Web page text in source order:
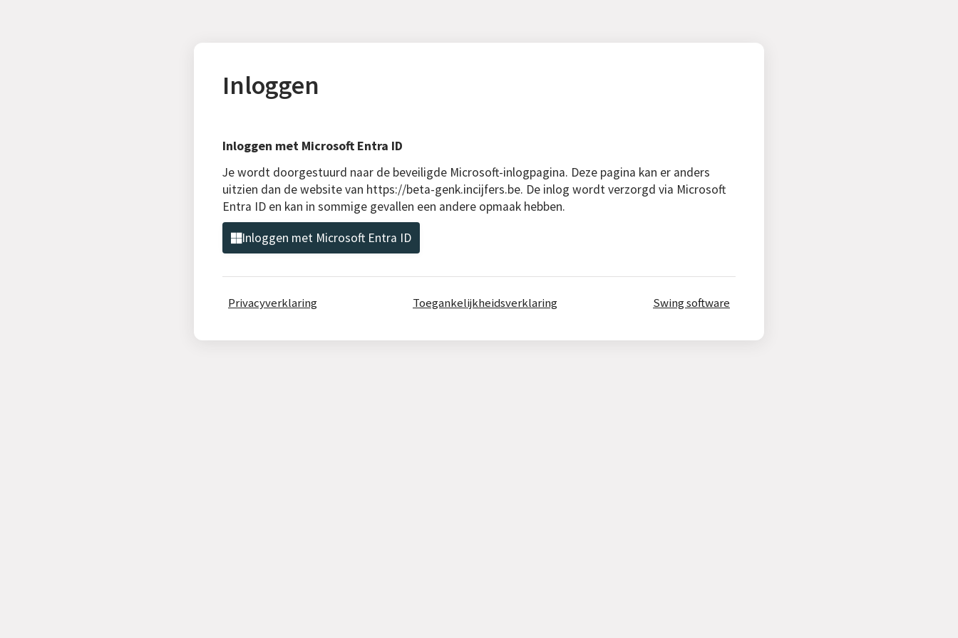
Inloggen
Inloggen met Microsoft Entra ID
Je wordt doorgestuurd naar de beveiligde Microsoft-inlogpagina. Deze pagina kan er anders
uitzien dan de website van https://beta-genk.incijfers.be. De inlog wordt verzorgd via Microsoft
Entra ID en kan in sommige gevallen een andere opmaak hebben.
Inloggen met Microsoft Entra ID
Privacyverklaring Toegankelijkheidsverklaring Swing software